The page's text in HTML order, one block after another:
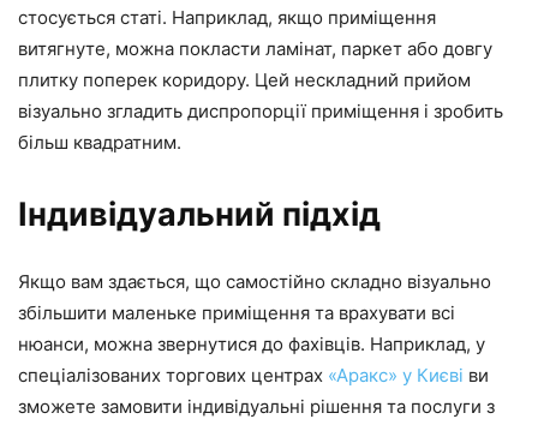
стосується статі. Наприклад, якщо приміщення
витягнуте, можна покласти ламінат, паркет або довгу
плитку поперек коридору. Цей нескладний прийом
візуально згладить диспропорції приміщення і зробить
більш квадратним.
Індивідуальний підхід
Якщо вам здається, що самостійно складно візуально
збільшити маленьке приміщення та врахувати всі
нюанси, можна звернутися до фахівців. Наприклад, у
спеціалізованих торгових центрах «Аракс» у Києві ви
зможете замовити індивідуальні рішення та послуги з